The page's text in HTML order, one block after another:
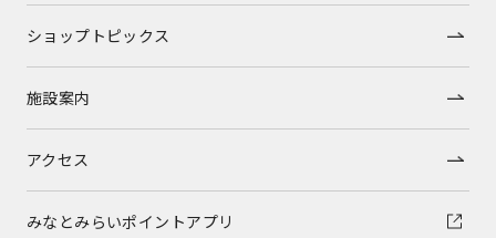
ショップトピックス
施設案内
アクセス
みなとみらいポイントアプリ